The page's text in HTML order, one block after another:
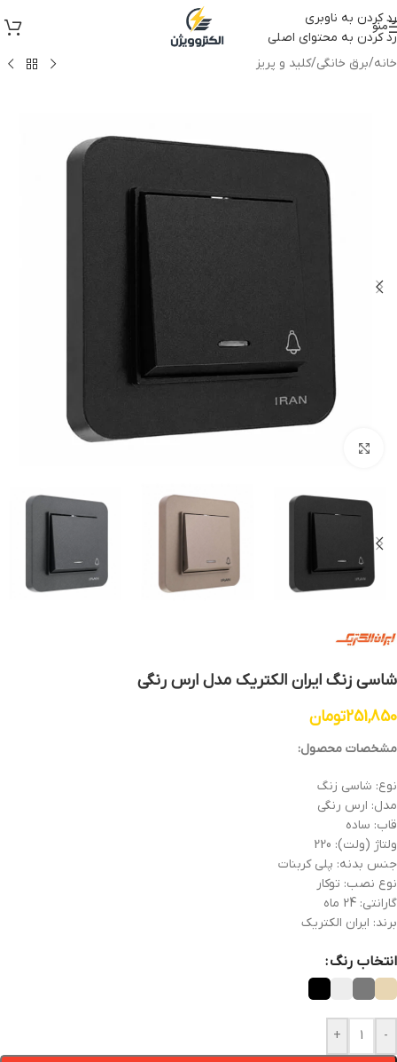
رد کردن به ناوبری
رد کردن به محتوای اصلی
منو
خانه/برق خانگی/کلید و پریز
شاسی زنگ ایران الکتریک مدل ارس رنگی
251,850تومان
مشخصات محصول:
نوع: شاسی زنگ
مدل: ارس رنگی
قاب: ساده
ولتاژ (ولت): 220
جنس بدنه: پلی کربنات
نوع نصب: توکار
گارانتی: 24 ماه
برند: ایران الکتریک
انتخاب رنگ
-
+